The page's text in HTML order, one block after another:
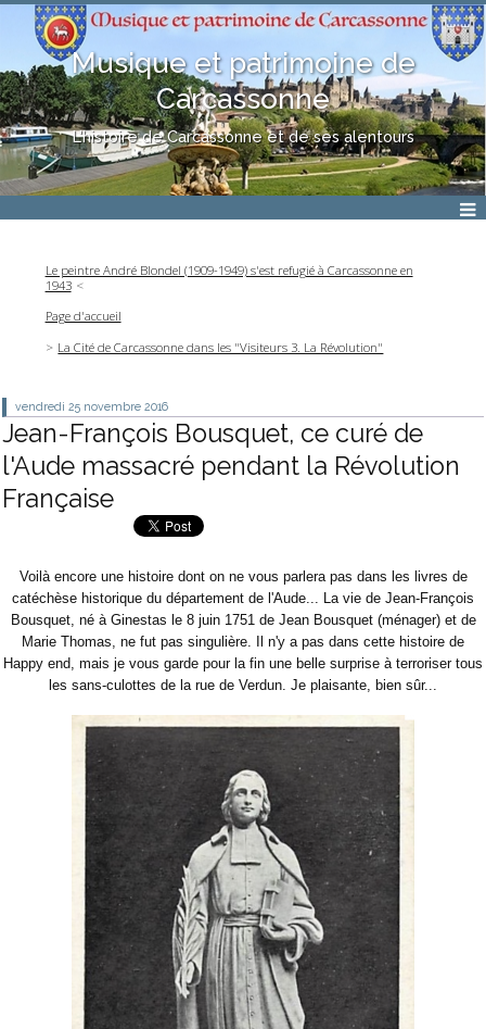
Musique et patrimoine de
Carcassonne
L'histoire de Carcassonne et de ses alentours
Le peintre André Blondel (1909-1949) s'est refugié à Carcassonne en
1943
Page d'accueil
La Cité de Carcassonne dans les "Visiteurs 3. La Révolution"
vendredi 25 novembre 2016
Jean-François Bousquet, ce curé de
l'Aude massacré pendant la Révolution
Française
Voilà encore une histoire dont on ne vous parlera pas dans les livres de
catéchèse historique du département de l'Aude... La vie de Jean-François
Bousquet, né à Ginestas le 8 juin 1751 de Jean Bousquet (ménager) et de
Marie Thomas, ne fut pas singulière. Il n'y a pas dans cette histoire de
Happy end, mais je vous garde pour la fin une belle surprise à terroriser tous
les sans-culottes de la rue de Verdun. Je plaisante, bien sûr...